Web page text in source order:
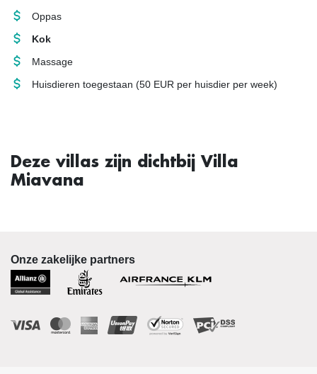
Oppas
Kok
Massage
Huisdieren toegestaan (50 EUR per huisdier per week)
Deze villas zijn dichtbij Villa
Miavana
Onze zakelijke partners